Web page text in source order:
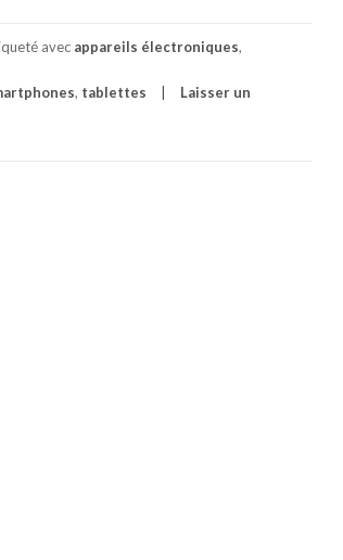
avec appareils électroniques,
, tablettes Laisser un